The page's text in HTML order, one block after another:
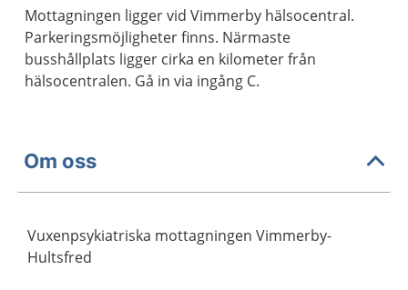
Mottagningen ligger vid Vimmerby hälsocentral.
Parkeringsmöjligheter finns. Närmaste
busshållplats ligger cirka en kilometer från
hälsocentralen. Gå in via ingång C.
Om oss
Vuxenpsykiatriska mottagningen Vimmerby-
Hultsfred